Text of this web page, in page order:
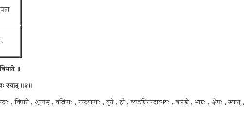
॥
स्यात् ॥३॥
, विपाते , शून्यम् , वज्रिणः , चन्द्रबाणाः , वृत्ते , द्वौ , व्यङघ्रिनन्दाब्धयः , बाराद्ये , भाद्यः , क्षेपः , स्यात् ,